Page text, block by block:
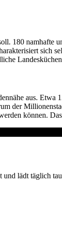
180
sich
aus.
der
können.
lädt täglich